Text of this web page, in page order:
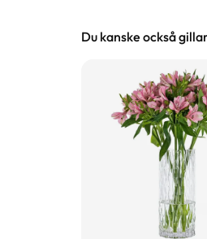
Förpackningsantal 1 st
Du kanske också